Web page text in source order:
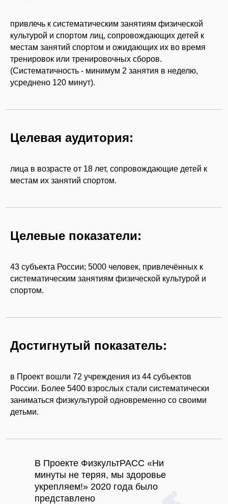
привлечь к систематическим занятиям физической
культурой и спортом лиц, сопровождающих детей к
местам занятий спортом и ожидающих их во время
тренировок или тренировочных сборов.
(Систематичность - минимум 2 занятия в неделю,
усреднено 120 минут).
Целевая аудитория:
лица в возрасте от 18 лет, сопровождающие детей к
местам их занятий спортом.
Целевые показатели:
43 субъекта России; 5000 человек, привлечённых к
систематическим занятиям физической культурой и
спортом.
Достигнутый показатель:
в Проект вошли 72 учреждения из 44 субъектов
России. Более 5400 взрослых стали систематически
заниматься физкультурой одновременно со своими
детьми.
В Проекте ФизкультРАСС «Ни
минуты не теряя, мы здоровье
укрепляем!» 2020 года было
представлено